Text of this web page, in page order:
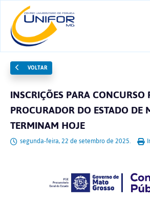
VOLTAR
INSCRIÇÕES PARA CONCURSO
PROCURADOR DO ESTADO DE
TERMINAM HOJE
segunda-feira, 22 de setembro de 2025.